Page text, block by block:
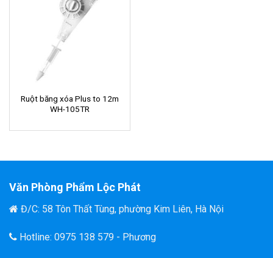
Ruột băng xóa Plus to 12m
WH-105TR
Văn Phòng Phẩm Lộc Phát
Đ/C: 58 Tôn Thất Tùng, phường Kim Liên, Hà Nội
Hotline: 0975 138 579 - Phương